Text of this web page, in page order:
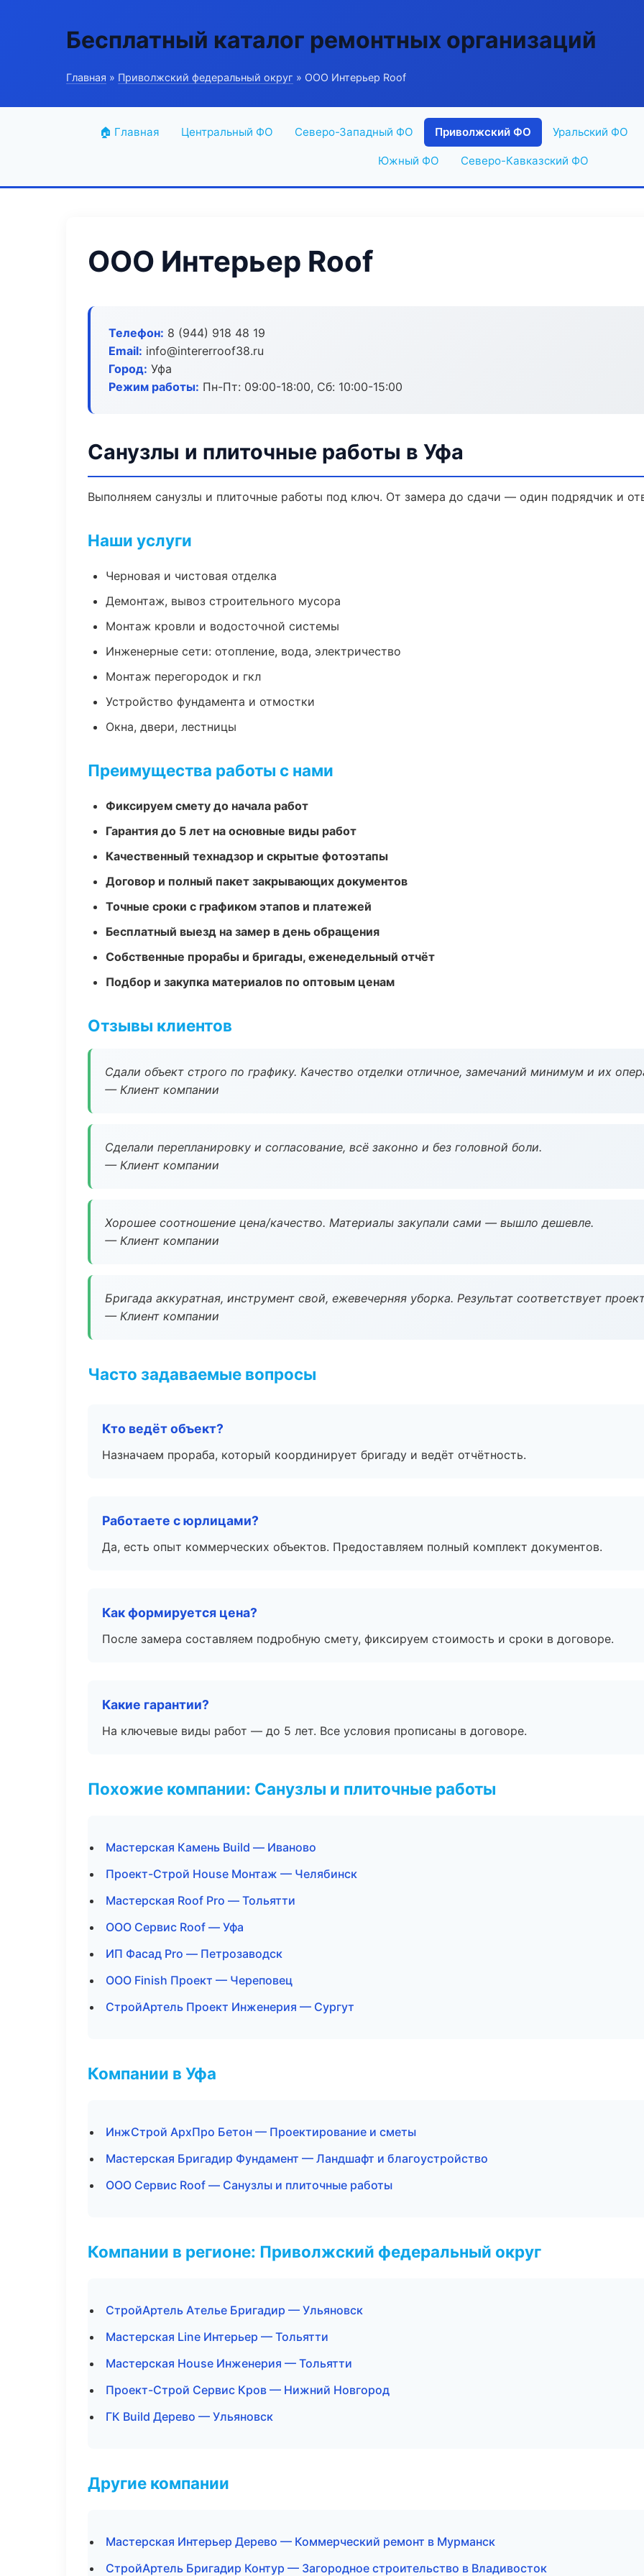
Бесплатный каталог ремонтных организаций
Главная » Приволжский федеральный округ » ООО Интерьер Roof
🏠 Главная Центральный ФО Северо-Западный ФО Приволжский ФО Уральский ФО
Южный ФО Северо-Кавказский ФО
ООО Интерьер Roof
Телефон: 8 (944) 918 48 19
Email: info@intererroof38.ru
Город: Уфа
Режим работы: Пн-Пт: 09:00-18:00, Сб: 10:00-15:00
Санузлы и плиточные работы в Уфа
Выполняем санузлы и плиточные работы под ключ. От замера до сдачи — один подрядчик и
Наши услуги
Черновая и чистовая отделка
Демонтаж, вывоз строительного мусора
Монтаж кровли и водосточной системы
Инженерные сети: отопление, вода, электричество
Монтаж перегородок и гкл
Устройство фундамента и отмостки
Окна, двери, лестницы
Преимущества работы с нами
Фиксируем смету до начала работ
Гарантия до 5 лет на основные виды работ
Качественный технадзор и скрытые фотоэтапы
Договор и полный пакет закрывающих документов
Точные сроки с графиком этапов и платежей
Бесплатный выезд на замер в день обращения
Собственные прорабы и бригады, еженедельный отчёт
Подбор и закупка материалов по оптовым ценам
Отзывы клиентов
Сдали объект строго по графику. Качество отделки отличное, замечаний минимум и их
— Клиент компании
Сделали перепланировку и согласование, всё законно и без головной боли.
— Клиент компании
Хорошее соотношение цена/качество. Материалы закупали сами — вышло дешевле.
— Клиент компании
Бригада аккуратная, инструмент свой, ежевечерняя уборка. Результат соответствует
— Клиент компании
Часто задаваемые вопросы
Кто ведёт объект?
Назначаем прораба, который координирует бригаду и ведёт отчётность.
Работаете с юрлицами?
Да, есть опыт коммерческих объектов. Предоставляем полный комплект документов.
Как формируется цена?
После замера составляем подробную смету, фиксируем стоимость и сроки в договоре.
Какие гарантии?
На ключевые виды работ — до 5 лет. Все условия прописаны в договоре.
Похожие компании: Санузлы и плиточные работы
Мастерская Камень Build — Иваново
Проект-Строй House Монтаж — Челябинск
Мастерская Roof Pro — Тольятти
ООО Сервис Roof — Уфа
ИП Фасад Pro — Петрозаводск
ООО Finish Проект — Череповец
СтройАртель Проект Инженерия — Сургут
Компании в Уфа
ИнжСтрой АрхПро Бетон — Проектирование и сметы
Мастерская Бригадир Фундамент — Ландшафт и благоустройство
ООО Сервис Roof — Санузлы и плиточные работы
Компании в регионе: Приволжский федеральный округ
СтройАртель Ателье Бригадир — Ульяновск
Мастерская Line Интерьер — Тольятти
Мастерская House Инженерия — Тольятти
Проект-Строй Сервис Кров — Нижний Новгород
ГК Build Дерево — Ульяновск
Другие компании
Мастерская Интерьер Дерево — Коммерческий ремонт в Мурманск
СтройАртель Бригадир Контур — Загородное строительство в Владивосток